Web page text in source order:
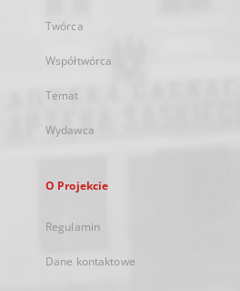
Twórca
Współtwórca
Temat
Wydawca
O Projekcie
Regulamin
Dane kontaktowe